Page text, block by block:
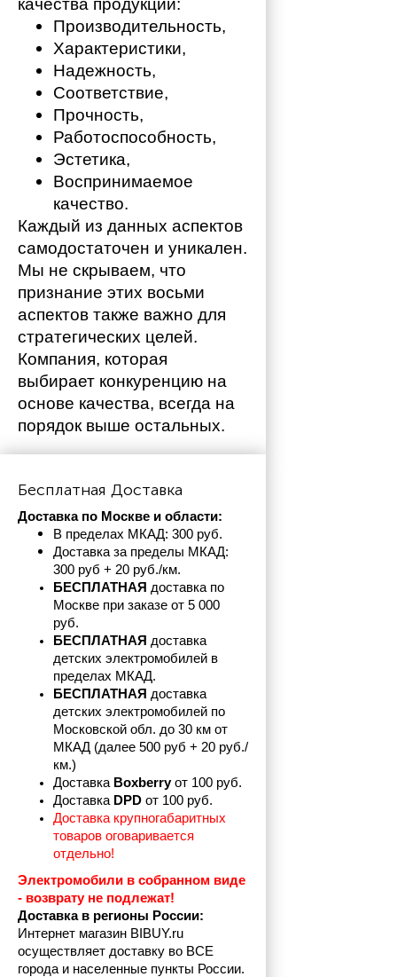
качества продукции:
Производительность,
Характеристики,
Надежность,
Соответствие,
Прочность,
Работоспособность,
Эстетика,
Воспринимаемое
качество.
Каждый из данных аспектов
самодостаточен и уникален.
Мы не скрываем, что
признание этих восьми
аспектов также важно для
стратегических целей.
Компания, которая
выбирает конкуренцию на
основе качества, всегда на
порядок выше остальных.
Бесплатная Доставка
Доставка по Москве и области:
В пределах МКАД: 300 руб.
Доставка за пределы МКАД:
300 руб + 20 руб./км.
БЕСПЛАТНАЯ доставка по
Москве при заказе от 5 000
руб.
БЕСПЛАТНАЯ доставка
детских электромобилей в
пределах МКАД.
БЕСПЛАТНАЯ доставка
детских электромобилей по
Московской обл. до 30 км от
МКАД (далее 500 руб + 20 руб./
км.)
Доставка Boxberry от 100 руб.
Доставка DPD от 100 руб.
Доставка крупногабаритных
товаров оговаривается
отдельно!
Электромобили в собранном виде
- возврату не подлежат!
Доставка в регионы России:
Интернет магазин BIBUY.ru
осуществляет доставку во ВСЕ
города и населенные пункты России.